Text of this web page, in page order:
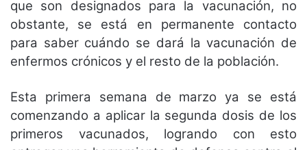
que son designados para la vacunación, no
obstante, se está en permanente contacto
para saber cuándo se dará la vacunación de
enfermos crónicos y el resto de la población.
Esta primera semana de marzo ya se está
comenzando a aplicar la segunda dosis de los
primeros vacunados, logrando con esto